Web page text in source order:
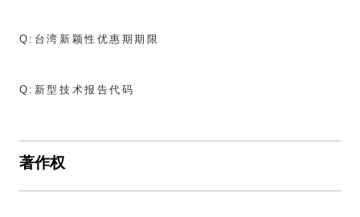
Q: 台湾新颖性优惠期期限
Q: 新型技术报告代码
著作权